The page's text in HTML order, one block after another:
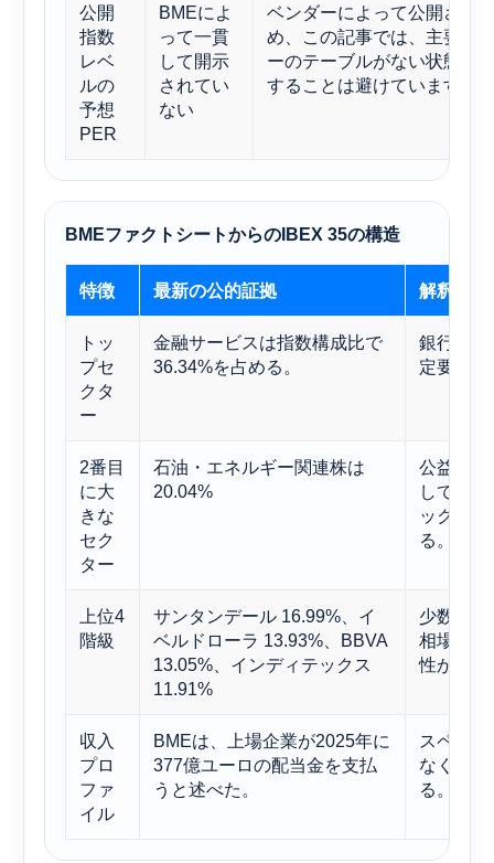
公開
指数
レベ
ルの
予想
PER
BMEによ
って一貫
して開示
されてい
ない
ベンダーによって公開され
め、この記事では、主要な
ーのテーブルがない状態で
することは避けています。
BMEファクトシートからのIBEX 35の構造
特徴 最新の公的証拠 解釈
トッ
プセ
クタ
ー
金融サービスは指数構成比で
36.34%を占める。
銀行は
定要因
2番目
に大
きな
セク
ター
石油・エネルギー関連株は
20.04%
公益事
してこ
ックと
る。
上位4
階級
サンタンデール 16.99%、イ
ベルドローラ 13.93%、BBVA
13.05%、インディテックス
11.91%
少数の
相場の
性がある
収入
プロ
ファ
イル
BMEは、上場企業が2025年に
377億ユーロの配当金を支払
うと述べた。
スペイ
なく、
る。